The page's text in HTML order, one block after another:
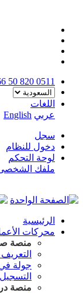
50 820 0511
اللغات
عربي English
سجل
دخول للنظام
لوحة التحكم
ملفك
الرئيسية
محركات
منصة
جولة
منصة